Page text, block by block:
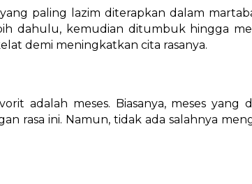
paling lazim diterapkan dalam
dahulu, kemudian ditumbuk hingga
demi meningkatkan cita rasanya.
adalah meses. Biasanya, meses yang
rasa ini. Namun, tidak ada salahnya